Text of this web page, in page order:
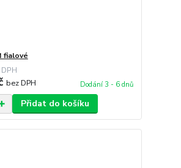
fialové
bez DPH Dodání 3 - 6 dnů
Přidat do košíku